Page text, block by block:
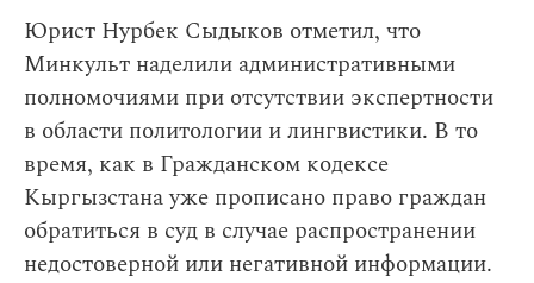
Юрист Нурбек Сыдыков отметил, что
Минкульт наделили административными
полномочиями при отсутствии экспертности
в области политологии и лингвистики. В то
время, как в Гражданском кодексе
Кыргызстана уже прописано право граждан
обратиться в суд в случае распространении
недостоверной или негативной информации.